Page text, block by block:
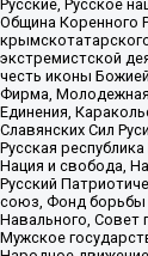
Русские, Русское
Община Коренного
экстремистской
честь иконы
Фирма,
Единения,
Славянских Сил
Русская
Нация и свобода,
Русский
союз, Фонд борьбы
Навального, Совет
Мужское